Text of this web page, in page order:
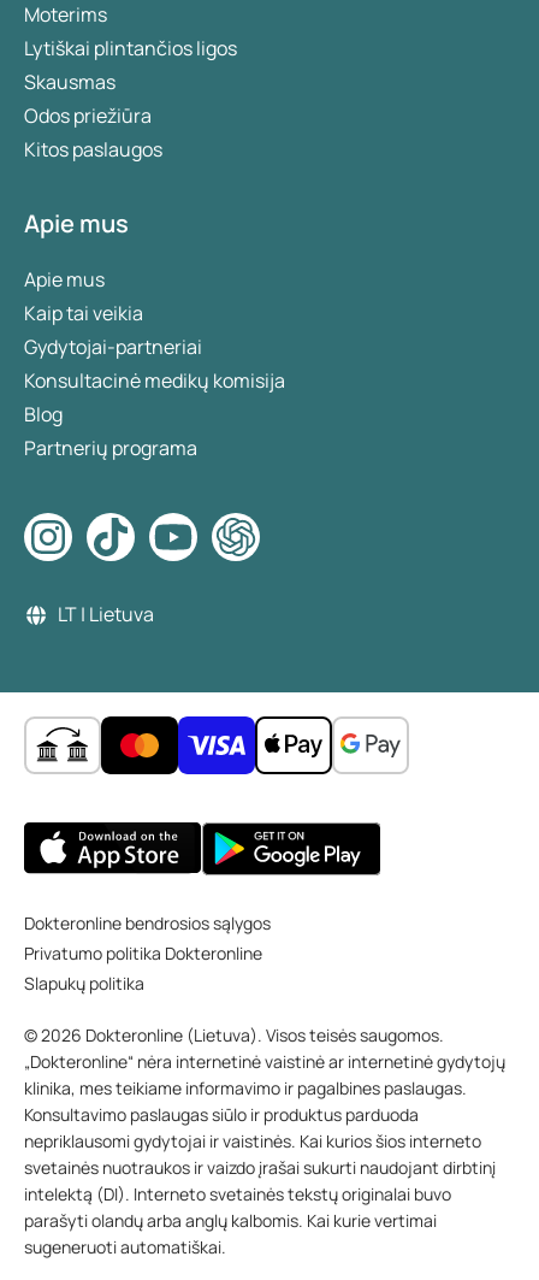
Moterims
Lytiškai plintančios ligos
Skausmas
Odos priežiūra
Kitos paslaugos
Apie mus
Apie mus
Kaip tai veikia
Gydytojai-partneriai
Konsultacinė medikų komisija
Blog
Partnerių programa
LT | Lietuva
Dokteronline bendrosios sąlygos
Privatumo politika Dokteronline
Slapukų politika
© 2026 Dokteronline (Lietuva). Visos teisės saugomos.
„Dokteronline“ nėra internetinė vaistinė ar internetinė gydytojų
klinika, mes teikiame informavimo ir pagalbines paslaugas.
Konsultavimo paslaugas siūlo ir produktus parduoda
nepriklausomi gydytojai ir vaistinės. Kai kurios šios interneto
svetainės nuotraukos ir vaizdo įrašai sukurti naudojant dirbtinį
intelektą (DI). Interneto svetainės tekstų originalai buvo
parašyti olandų arba anglų kalbomis. Kai kurie vertimai
sugeneruoti automatiškai.